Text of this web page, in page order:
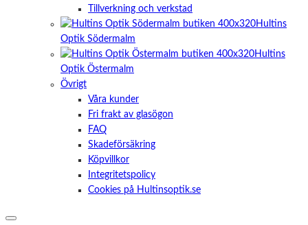
Tillverkning och verkstad
Hultins
Optik Södermalm
Hultins
Optik Östermalm
Övrigt
Våra kunder
Fri frakt av glasögon
FAQ
Skadeförsäkring
Köpvillkor
Integritetspolicy
Cookies på Hultinsoptik.se